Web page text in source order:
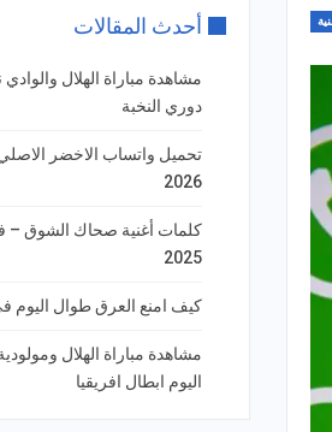
أحدث المقالات
مشاهدة مباراة الهلال والوادي
دوري النخبة
تحميل واتساب الاخضر الاصلي
2026
كلمات أغنية صحاك الشوق –
2025
كيف امنع العرق طوال اليوم
مشاهدة مباراة الهلال
اليوم ابطال افريقيا